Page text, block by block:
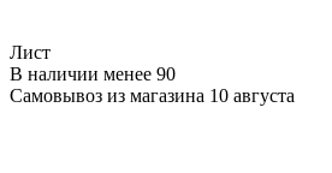
Лист
В наличии менее 90
Самовывоз из магазина 10 августа